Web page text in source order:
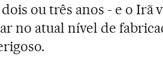
ou três anos - e o Irã
no atual nível de